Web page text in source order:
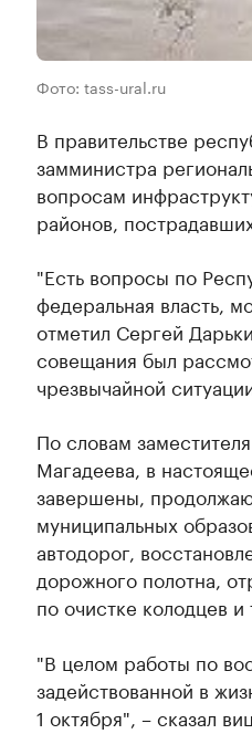
Фото: tass-ural.ru
В правительстве
замминистра
вопросам
районов,
"Есть вопросы по
федеральная власть,
отметил Сергей
совещания был
чрезвычайной
По словам
Магадеева, в
завершены,
муниципальных
автодорог,
дорожного полотна,
по очистке колодцев и
"В целом работы по
задействованной в
1 октября", – сказал